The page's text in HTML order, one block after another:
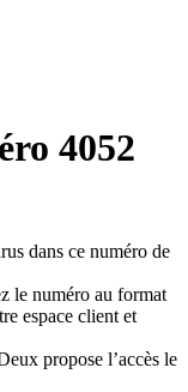
4052
dans ce numéro de
le numéro au format
espace client et
propose l’accès le